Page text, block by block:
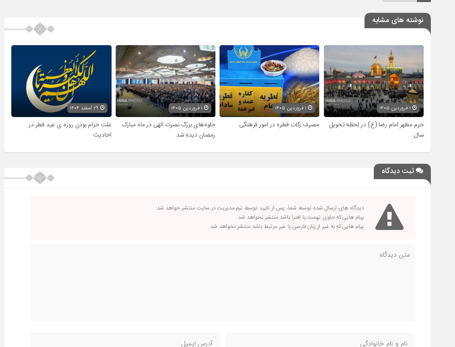
نوشته های مشابه
حرم مطهر امام رضا (ع) در لحظه تحویل
سال
۱ فروردین ۱۴۰۵
مصرف زکات فطره در امور فرهنگی
جلوه‌های بزرگ نصرت الهی در ماه مبارک
رمضان دیده شد
علت حرام بودن روزه ی عید فطر در
احادیث
ثبت دیدگاه
دیدگاه های ارسال شده توسط شما، پس از تایید توسط تیم مدیریت در سایت منتشر خواهد شد.
پیام هایی که حاوی تهمت یا افترا باشد منتشر نخواهد شد.
پیام هایی که به غیر از زبان فارسی یا غیر مرتبط باشد منتشر نخواهد شد.